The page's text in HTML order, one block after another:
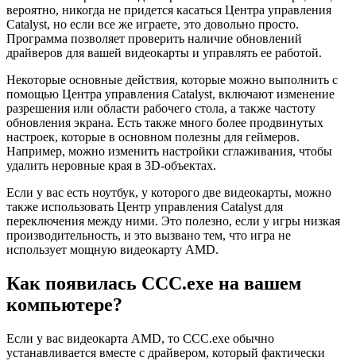
вероятно, никогда не придется касаться Центра управления
Catalyst, но если все же играете, это довольно просто.
Программа позволяет проверить наличие обновлений
драйверов для вашей видеокарты и управлять ее работой.
Некоторые основные действия, которые можно выполнить с
помощью Центра управления Catalyst, включают изменение
разрешения или области рабочего стола, а также частоту
обновления экрана. Есть также много более продвинутых
настроек, которые в основном полезны для геймеров.
Например, можно изменить настройки сглаживания, чтобы
удалить неровные края в 3D-объектах.
Если у вас есть ноутбук, у которого две видеокарты, можно
также использовать Центр управления Catalyst для
переключения между ними. Это полезно, если у игры низкая
производительность, и это вызвано тем, что игра не
использует мощную видеокарту AMD.
Как появилась CCC.exe на вашем
компьютере?
Если у вас видеокарта AMD, то CCC.exe обычно
устанавливается вместе с драйвером, который фактически